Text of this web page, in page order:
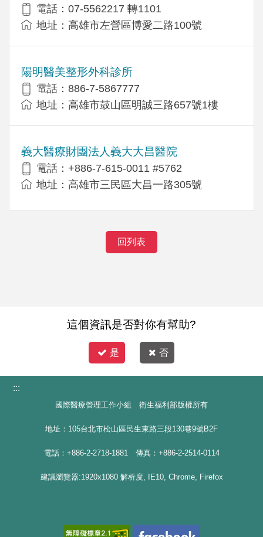
電話：07-5562217 轉1101
地址：高雄市左營區博愛二路100號
陽明醫美整形外科診所
電話：886-7-5867777
地址：高雄市鼓山區明誠三路657號1樓
義大醫療財團法人義大大昌醫院
電話：+886-7-615-0011 #5762
地址：高雄市三民區大昌一路305號
回列表
這個資訊是否對你有幫助?
是 否
:::
國際醫療管理工作小組 衛生福利部版權所有
地址：105台北市松山區民生東路三段130巷9號B2F
電話：+886-2-2718-1881 傳真：+886-2-2514-0114
建議瀏覽器:1920x1080 解析度, IE10, Chrome, Firefox